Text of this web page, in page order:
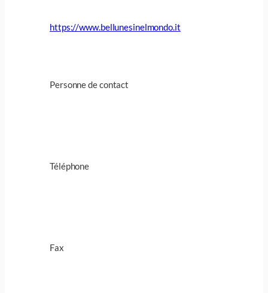
https://www.bellunesinelmondo.it
Personne de contact
Téléphone
Fax